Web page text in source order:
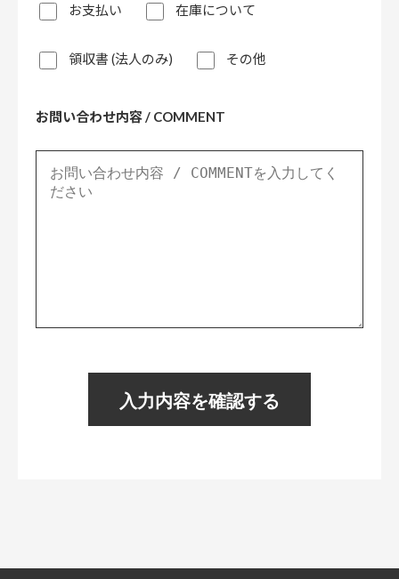
お支払い 在庫について
領収書 (法人のみ) その他
お問い合わせ内容 / COMMENT